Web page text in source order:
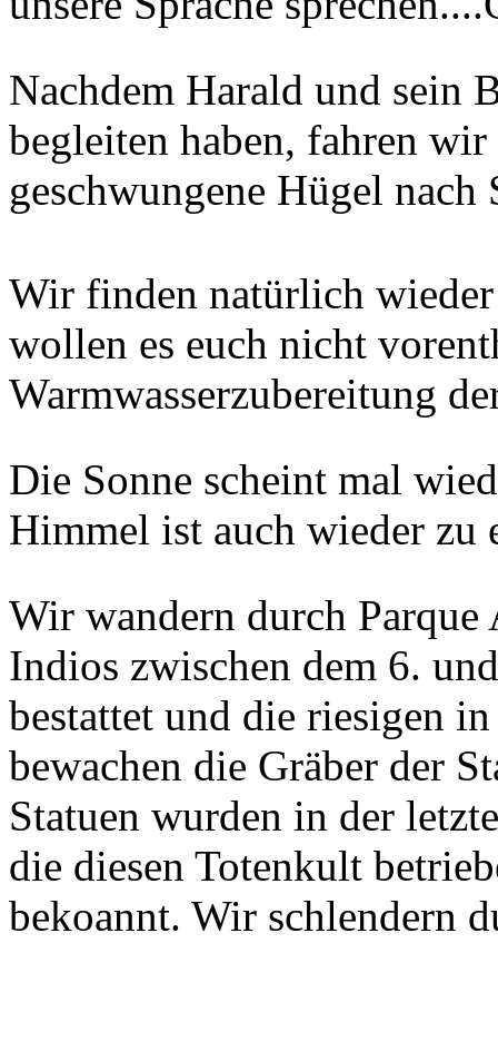
Nachdem Harald und sein
begleiten haben, fahren
geschwungene Hügel
Wir finden natürlich
wollen es euch nicht
Warmwasserzubereitung
Die Sonne scheint mal
Himmel ist auch wieder zu
Wir wandern durch
Indios zwischen dem 6.
bestattet und die riesigen
bewachen die Gräber der
Statuen wurden in der
die diesen Totenkult
bekoannt. Wir schlendern